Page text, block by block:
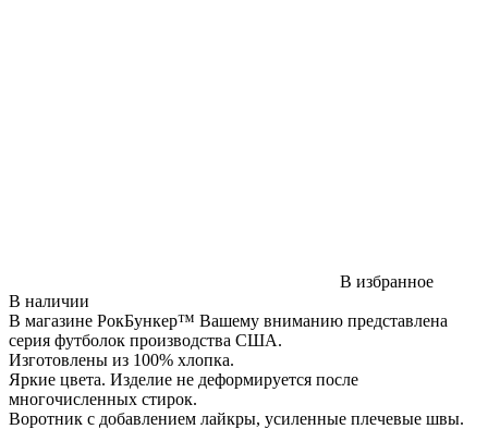
В избранное
В наличии
В магазине РокБункер™ Вашему вниманию представлена
серия футболок производства США.
Изготовлены из 100% хлопка.
Яркие цвета. Изделие не деформируется после
многочисленных стирок.
Воротник с добавлением лайкры, усиленные плечевые швы.